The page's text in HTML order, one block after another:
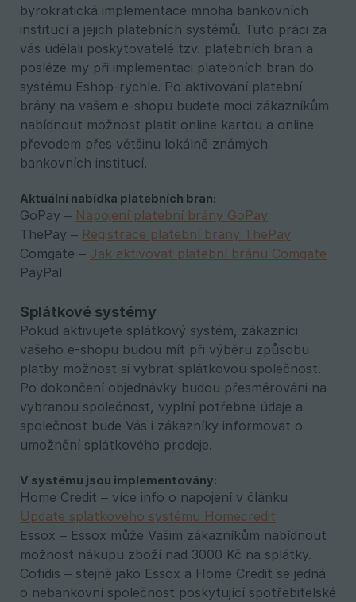
byrokratická implementace mnoha bankovních
institucí a jejich platebních systémů. Tuto práci za
vás udělali poskytovatelé tzv. platebních bran a
posléze my při implementaci platebních bran do
systému Eshop-rychle. Po aktivování platební
brány na vašem e-shopu budete moci zákazníkům
nabídnout možnost platit online kartou a online
převodem přes většinu lokálně známých
bankovních institucí.
Aktuální nabídka platebních bran:
GoPay – Napojení platební brány GoPay
ThePay – Registrace platební brány ThePay
Comgate – Jak aktivovat platební bránu Comgate
PayPal
Splátkové systémy
Pokud aktivujete splátkový systém, zákazníci
vašeho e-shopu budou mít při výběru způsobu
platby možnost si vybrat splátkovou společnost.
Po dokončení objednávky budou přesměrováni na
vybranou společnost, vyplní potřebné údaje a
společnost bude Vás i zákazníky informovat o
umožnění splátkového prodeje.
V systému jsou implementovány:
Home Credit – více info o napojení v článku
Update splátkového systému Homecredit
Essox – Essox může Vašim zákazníkům nabídnout
možnost nákupu zboží nad 3000 Kč na splátky.
Cofidis – stejně jako Essox a Home Credit se jedná
o nebankovní společnost poskytující spotřebitelské